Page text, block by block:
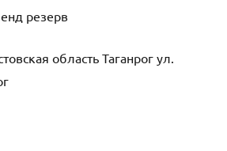
резерв
область Таганрог ул.